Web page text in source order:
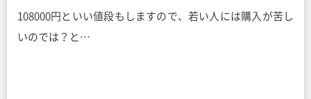
108000円といい値段もしますので、若い人には購入が苦し
いのでは？と…